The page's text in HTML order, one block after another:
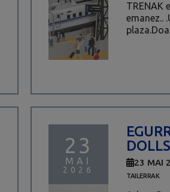
TRENAK
emanez..
23
MAI
2026
23 MAI
TAILERRAK